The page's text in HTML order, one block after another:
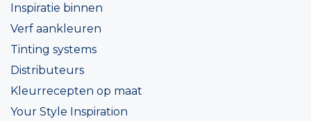
Inspiratie binnen
Verf aankleuren
Tinting systems
Distributeurs
Kleurrecepten op maat
Your Style Inspiration